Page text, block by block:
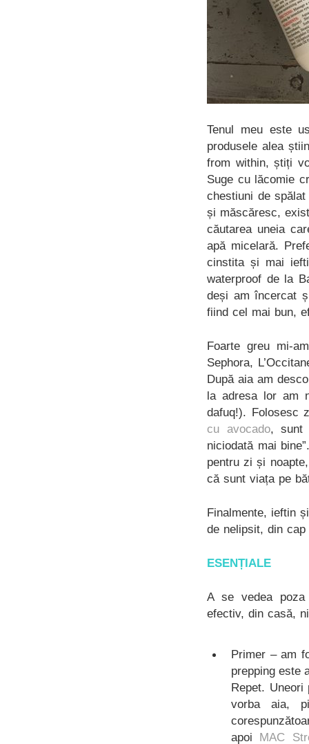
Tenul meu este
produsele alea
from within, știți
Suge cu lăcomie
chestiuni de
și măscăresc,
căutarea uneia
apă micelară.
cinstita și mai
waterproof de la
deși am încercat
fiind cel mai bun,
Foarte greu mi-
Sephora,
După aia am
la adresa lor am
dafuq!). Folosesc
cu avocado, sunt
niciodată mai
pentru zi și
că sunt viața pe
Finalmente, ieftin
de nelipsit, din
ESENȚIALE
A se vedea
efectiv, din casă,
Primer – am
prepping este
Repet.
vorba aia,
apoi MAC